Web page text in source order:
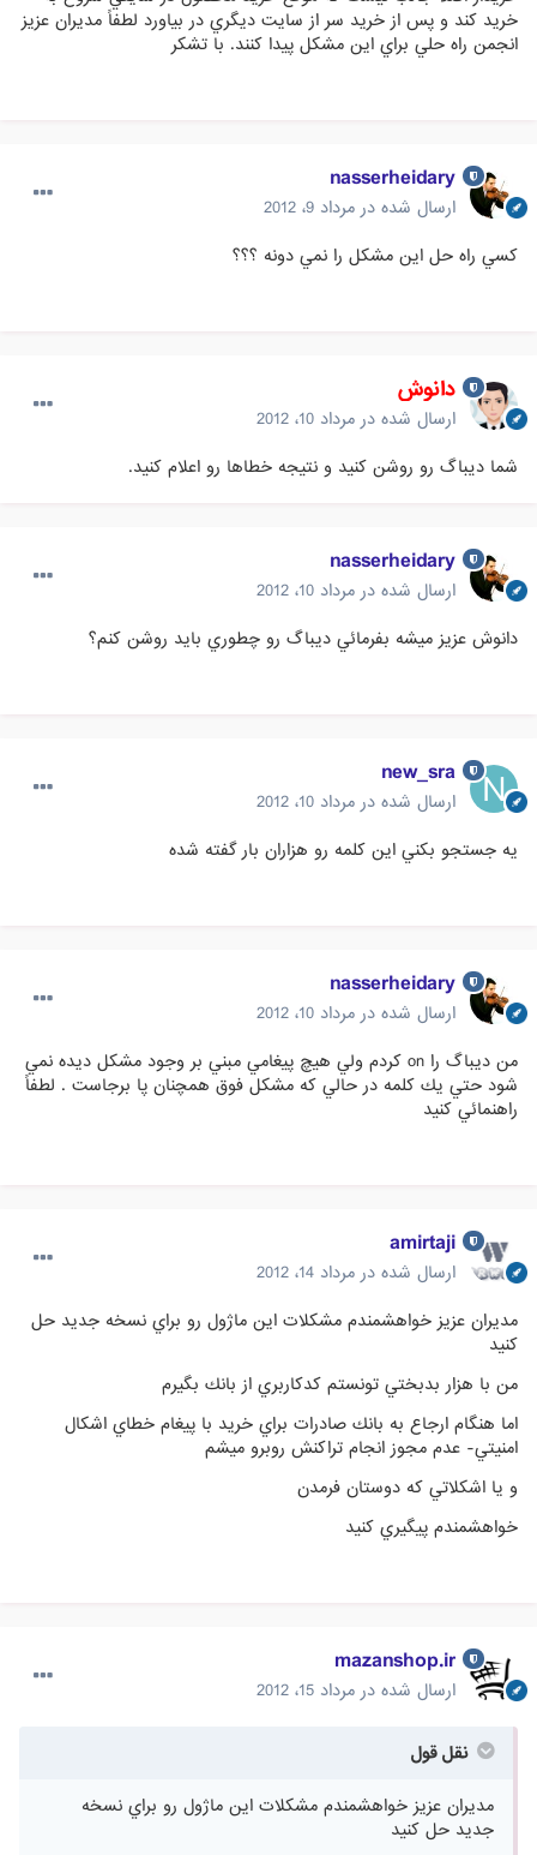
خريد كند و پس از خريد سر از سايت ديگري در بياورد لطفاً مديران عزيز
انجمن راه حلي براي اين مشكل پيدا كنند. با تشكر
nasserheidary
ارسال شده در مرداد 9، 2012
كسي راه حل اين مشكل را نمي دونه ؟؟؟
دانوش
ارسال شده در مرداد 10، 2012
شما دیباگ رو روشن کنید و نتیجه خطاها رو اعلام کنید.
nasserheidary
ارسال شده در مرداد 10، 2012
دانوش عزيز ميشه بفرمائي ديباگ رو چطوري بايد روشن كنم؟
new_sra
ارسال شده در مرداد 10، 2012
يه جستجو بكني اين كلمه رو هزاران بار گفته شده
nasserheidary
ارسال شده در مرداد 10، 2012
من ديباگ را on كردم ولي هيچ پيغامي مبني بر وجود مشكل ديده نمي
شود حتي يك كلمه در حالي كه مشكل فوق همچنان پا برجاست . لطفاً
راهنمائي كنيد
amirtaji
ارسال شده در مرداد 14، 2012
مديران عزيز خواهشمندم مشكلات اين ماژول رو براي نسخه جديد حل
كنيد
من با هزار بدبختي تونستم كدكاربري از بانك بگيرم
اما هنگام ارجاع به بانك صادرات براي خريد با پيغام خطاي اشکال
امنيتي- عدم مجوز انجام تراکنش روبرو ميشم
و يا اشكلاتي كه دوستان فرمدن
خواهشمندم پيگيري كنيد
mazanshop.ir
ارسال شده در مرداد 15، 2012
نقل قول
مديران عزيز خواهشمندم مشكلات اين ماژول رو براي نسخه
جديد حل كنيد